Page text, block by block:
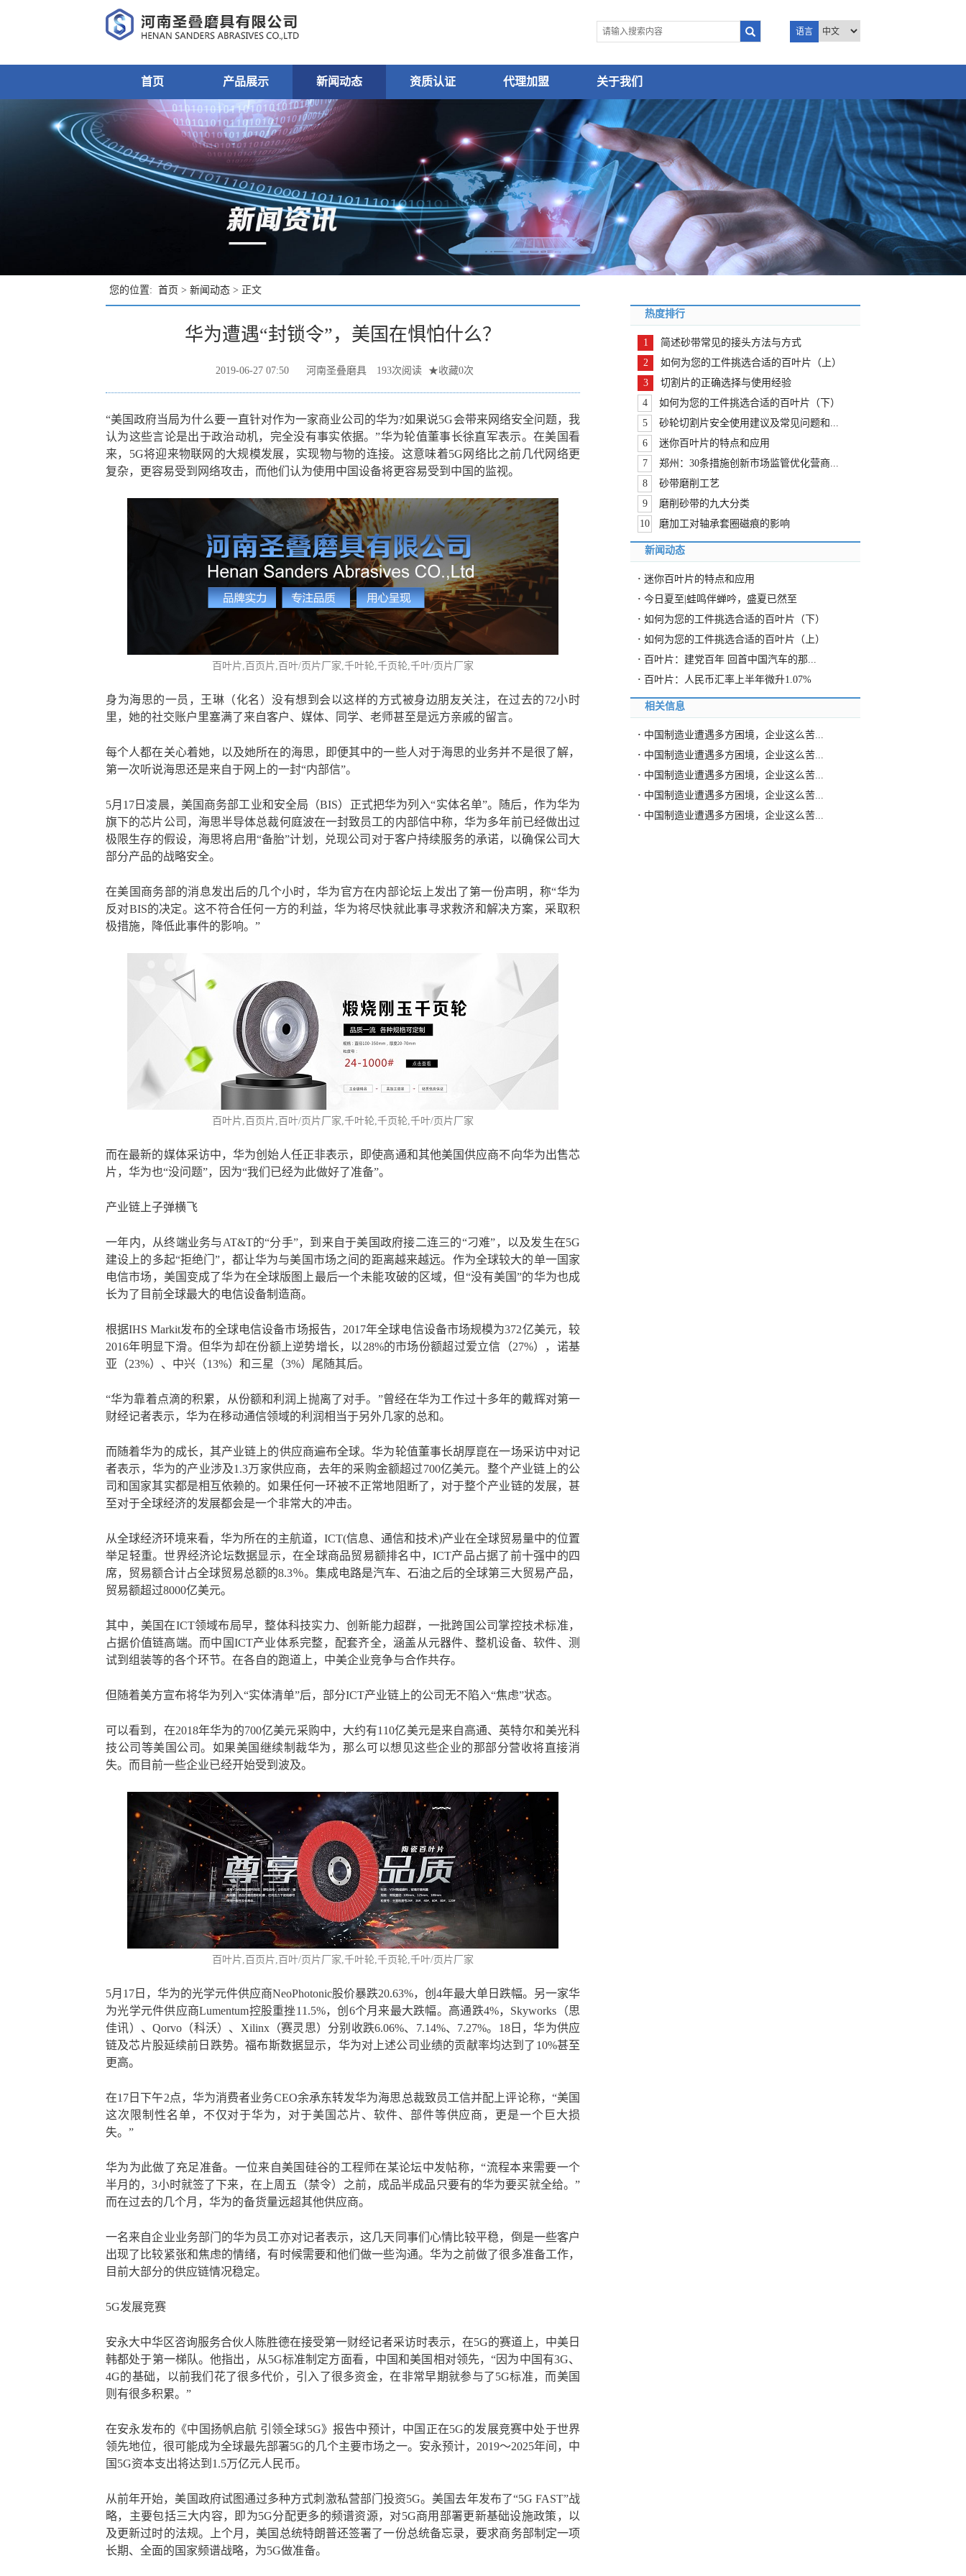
语言
首页 产品展示 新闻动态 资质认证 代理加盟 关于我们
您的位置: 首页 > 新闻动态 > 正文
华为遭遇“封锁令”，美国在惧怕什么？
2019-06-27 07:50 河南圣叠磨具 193次阅读 ★收藏0次
“美国政府当局为什么要一直针对作为一家商业公司的华为?如果说5G会带来网络安全问题，我
认为这些言论是出于政治动机，完全没有事实依据。”华为轮值董事长徐直军表示。在美国看
来，5G将迎来物联网的大规模发展，实现物与物的连接。这意味着5G网络比之前几代网络更
复杂，更容易受到网络攻击，而他们认为使用中国设备将更容易受到中国的监视。
百叶片,百页片,百叶/页片厂家,千叶轮,千页轮,千叶/页片厂家
身为海思的一员，王琳（化名）没有想到会以这样的方式被身边朋友关注，在过去的72小时
里，她的社交账户里塞满了来自客户、媒体、同学、老师甚至是远方亲戚的留言。
每个人都在关心着她，以及她所在的海思，即便其中的一些人对于海思的业务并不是很了解，
第一次听说海思还是来自于网上的一封“内部信”。
5月17日凌晨，美国商务部工业和安全局（BIS）正式把华为列入“实体名单”。随后，作为华为
旗下的芯片公司，海思半导体总裁何庭波在一封致员工的内部信中称，华为多年前已经做出过
极限生存的假设，海思将启用“备胎”计划，兑现公司对于客户持续服务的承诺，以确保公司大
部分产品的战略安全。
在美国商务部的消息发出后的几个小时，华为官方在内部论坛上发出了第一份声明，称“华为
反对BIS的决定。这不符合任何一方的利益，华为将尽快就此事寻求救济和解决方案，采取积
极措施，降低此事件的影响。”
百叶片,百页片, 百叶/页片厂家,千叶轮,千页轮,千叶/页片厂家
而在最新的媒体采访中，华为创始人任正非表示，即使高通和其他美国供应商不向华为出售芯
片，华为也“没问题”，因为“我们已经为此做好了准备”。
产业链上子弹横飞
一年内，从终端业务与AT&T的“分手”，到来自于美国政府接二连三的“刁难”，以及发生在5G
建设上的多起“拒绝门”，都让华为与美国市场之间的距离越来越远。作为全球较大的单一国家
电信市场，美国变成了华为在全球版图上最后一个未能攻破的区域，但“没有美国”的华为也成
长为了目前全球最大的电信设备制造商。
根据IHS Markit发布的全球电信设备市场报告，2017年全球电信设备市场规模为372亿美元，较
2016年明显下滑。但华为却在份额上逆势增长，以28%的市场份额超过爱立信（27%），诺基
亚（23%）、中兴（13%）和三星（3%）尾随其后。
“华为靠着点滴的积累，从份额和利润上抛离了对手。”曾经在华为工作过十多年的戴辉对第一
财经记者表示，华为在移动通信领域的利润相当于另外几家的总和。
而随着华为的成长，其产业链上的供应商遍布全球。华为轮值董事长胡厚崑在一场采访中对记
者表示，华为的产业涉及1.3万家供应商，去年的采购金额超过700亿美元。整个产业链上的公
司和国家其实都是相互依赖的。如果任何一环被不正常地阻断了，对于整个产业链的发展，甚
至对于全球经济的发展都会是一个非常大的冲击。
从全球经济环境来看，华为所在的主航道，ICT(信息、通信和技术)产业在全球贸易量中的位置
举足轻重。世界经济论坛数据显示，在全球商品贸易额排名中，ICT产品占据了前十强中的四
席，贸易额合计占全球贸易总额的8.3％。集成电路是汽车、石油之后的全球第三大贸易产品，
贸易额超过8000亿美元。
其中，美国在ICT领域布局早，整体科技实力、创新能力超群，一批跨国公司掌控技术标准，
占据价值链高端。而中国ICT产业体系完整，配套齐全，涵盖从元器件、整机设备、软件、测
试到组装等的各个环节。在各自的跑道上，中美企业竞争与合作共存。
但随着美方宣布将华为列入“实体清单”后，部分ICT产业链上的公司无不陷入“焦虑”状态。
可以看到，在2018年华为的700亿美元采购中，大约有110亿美元是来自高通、英特尔和美光科
技公司等美国公司。如果美国继续制裁华为，那么可以想见这些企业的那部分营收将直接消
失。而目前一些企业已经开始受到波及。
百叶片,百页片,百叶/页片厂家,千叶轮,千页轮,千叶/页片厂家
5月17日，华为的光学元件供应商NeoPhotonic股价暴跌20.63%，创4年最大单日跌幅。另一家华
为光学元件供应商Lumentum控股重挫11.5%，创6个月来最大跌幅。高通跌4%，Skyworks（思
佳讯）、Qorvo（科沃）、Xilinx（赛灵思）分别收跌6.06%、7.14%、7.27%。18日，华为供应
链及芯片股延续前日跌势。福布斯数据显示，华为对上述公司业绩的贡献率均达到了10%甚至
更高。
在17日下午2点，华为消费者业务CEO余承东转发华为海思总裁致员工信并配上评论称，“美国
这次限制性名单，不仅对于华为，对于美国芯片、软件、部件等供应商，更是一个巨大损
失。”
华为为此做了充足准备。一位来自美国硅谷的工程师在某论坛中发帖称，“流程本来需要一个
半月的，3小时就签了下来，在上周五（禁令）之前，成品半成品只要有的华为要买就全给。”
而在过去的几个月，华为的备货量远超其他供应商。
一名来自企业业务部门的华为员工亦对记者表示，这几天同事们心情比较平稳，倒是一些客户
出现了比较紧张和焦虑的情绪，有时候需要和他们做一些沟通。华为之前做了很多准备工作，
目前大部分的供应链情况稳定。
5G发展竞赛
安永大中华区咨询服务合伙人陈胜德在接受第一财经记者采访时表示，在5G的赛道上，中美日
韩都处于第一梯队。他指出，从5G标准制定方面看，中国和美国相对领先，“因为中国有3G、
4G的基础，以前我们花了很多代价，引入了很多资金，在非常早期就参与了5G标准，而美国
则有很多积累。”
在安永发布的《中国扬帆启航 引领全球5G》报告中预计，中国正在5G的发展竞赛中处于世界
领先地位，很可能成为全球最先部署5G的几个主要市场之一。安永预计，2019～2025年间，中
国5G资本支出将达到1.5万亿元人民币。
从前年开始，美国政府试图通过多种方式刺激私营部门投资5G。美国去年发布了“5G FAST”战
略，主要包括三大内容，即为5G分配更多的频谱资源，对5G商用部署更新基础设施政策，以
及更新过时的法规。上个月，美国总统特朗普还签署了一份总统备忘录，要求商务部制定一项
长期、全面的国家频谱战略，为5G做准备。
热度排行
1
简述砂带常见的接头方法与方式
2
如何为您的工件挑选合适的百叶片（上）
3
切割片的正确选择与使用经验
4
如何为您的工件挑选合适的百叶片（下）
5
砂轮切割片安全使用建议及常见问题和...
6
迷你百叶片的特点和应用
7
郑州：30条措施创新市场监管优化营商...
8
砂带磨削工艺
9
磨削砂带的九大分类
10
磨加工对轴承套圈磁痕的影响
新闻动态
· 迷你百叶片的特点和应用
· 今日夏至|蛙鸣伴蝉吟，盛夏已然至
· 如何为您的工件挑选合适的百叶片（下）
· 如何为您的工件挑选合适的百叶片（上）
· 百叶片：建党百年 回首中国汽车的那...
· 百叶片：人民币汇率上半年微升1.07%
相关信息
· 中国制造业遭遇多方困境，企业这么苦...
· 中国制造业遭遇多方困境，企业这么苦...
· 中国制造业遭遇多方困境，企业这么苦...
· 中国制造业遭遇多方困境，企业这么苦...
· 中国制造业遭遇多方困境，企业这么苦...